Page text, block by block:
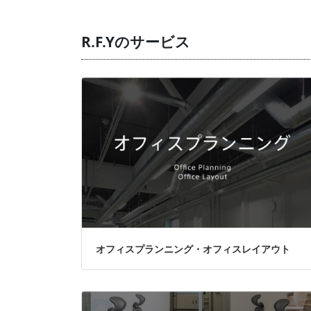
R.F.Yのサービス
オフィスプランニング・オフィスレイアウト